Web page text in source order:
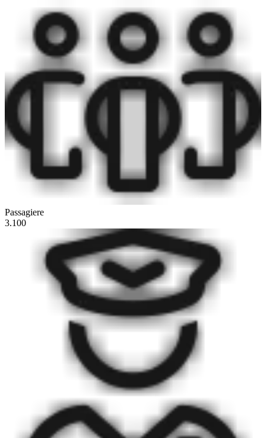
Passagiere
3.100